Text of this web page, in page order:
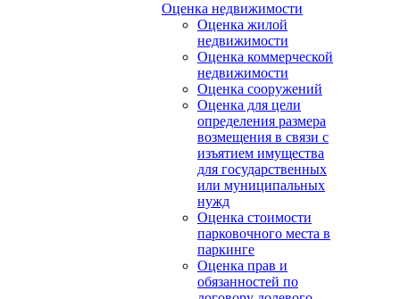
Оценка недвижимости
Оценка жилой
недвижимости
Оценка коммерческой
недвижимости
Оценка сооружений
Оценка для цели
определения размера
возмещения в связи с
изъятием имущества
для государственных
или муниципальных
нужд
Оценка стоимости
парковочного места в
паркинге
Оценка прав и
обязанностей по